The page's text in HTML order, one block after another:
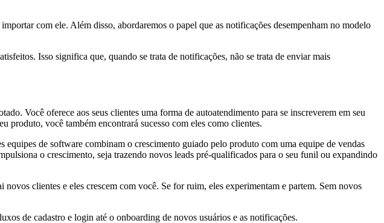
com ele. Além disso, abordaremos o papel que as notificações desempenham no modelo
Isso significa que, quando se trata de notificações, não se trata de enviar mais
Você oferece aos seus clientes uma forma de autoatendimento para se inscreverem em seu
produto, você também encontrará sucesso com eles como clientes.
de software combinam o crescimento guiado pelo produto com uma equipe de vendas
o crescimento, seja trazendo novos leads pré-qualificados para o seu funil ou expandindo
clientes e eles crescem com você. Se for ruim, eles experimentam e partem. Sem novos
de cadastro e login até o onboarding de novos usuários e as notificações.